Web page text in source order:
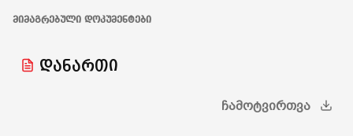
ᲛᲘᲛᲐᲒᲠᲔᲑᲣᲚᲘ ᲓᲝᲙᲣᲛᲔᲜᲢᲔᲑᲘ
დანართი
ᲩᲐᲛᲝᲢᲕᲘᲠᲗᲕᲐ